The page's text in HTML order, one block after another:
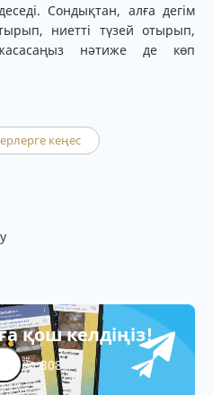
Сондықтан, алға дегім
ниетті түзей отырып,
нәтиже де көп
кеңес
қош келдіңіз!
308